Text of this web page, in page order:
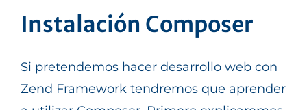
Instalación Composer
Si pretendemos hacer desarrollo web con
Zend Framework tendremos que aprender